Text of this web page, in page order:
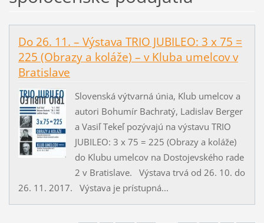
Do 26. 11. – Výstava TRIO JUBILEO: 3 x 75 =
225 (Obrazy a koláže) – v Kluba umelcov v
Bratislave
Slovenská výtvarná únia, Klub umelcov a
autori Bohumír Bachratý, Ladislav Berger
a Vasiľ Tekeľ pozývajú na výstavu TRIO
JUBILEO: 3 x 75 = 225 (Obrazy a koláže)
do Klubu umelcov na Dostojevského rade
2 v Bratislave. Výstava trvá od 26. 10. do
26. 11. 2017. Výstava je prístupná...